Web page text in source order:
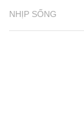
NHỊP SỐNG